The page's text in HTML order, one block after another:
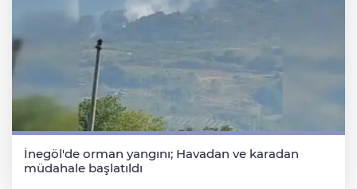
İnegöl'de orman yangını; Havadan ve karadan
müdahale başlatıldı